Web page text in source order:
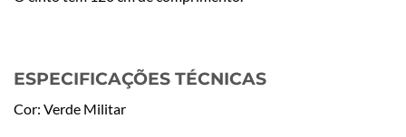
ESPECIFICAÇÕES TÉCNICAS
Cor: Verde Militar